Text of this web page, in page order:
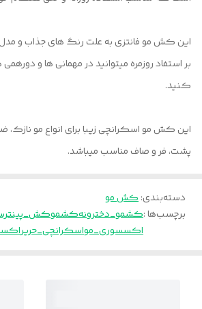
این کش مو فانتزی به علت رنگ های جذاب و مدل
بر استفاد روزمره میتوانید در مهمانی ها و
کنید.
این کش مو اسکرانچی زیبا برای انواع مو
پشت، فر و صاف مناسب میباشد.
دسته‌بندی:کش مو
برچسب‌ها :کشمو_دخترونهکشمو
اکسسوری_مواسکرانچی_حریر